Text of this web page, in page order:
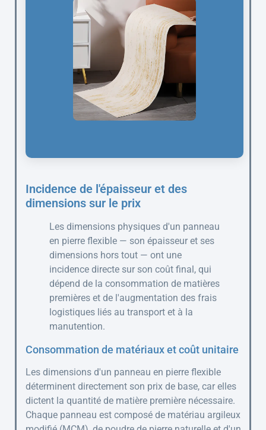
Incidence de l'épaisseur et des
dimensions sur le prix
Les dimensions physiques d'un panneau
en pierre flexible — son épaisseur et ses
dimensions hors tout — ont une
incidence directe sur son coût final, qui
dépend de la consommation de matières
premières et de l'augmentation des frais
logistiques liés au transport et à la
manutention.
Consommation de matériaux et coût unitaire
Les dimensions d'un panneau en pierre flexible
déterminent directement son prix de base, car elles
dictent la quantité de matière première nécessaire.
Chaque panneau est composé de matériau argileux